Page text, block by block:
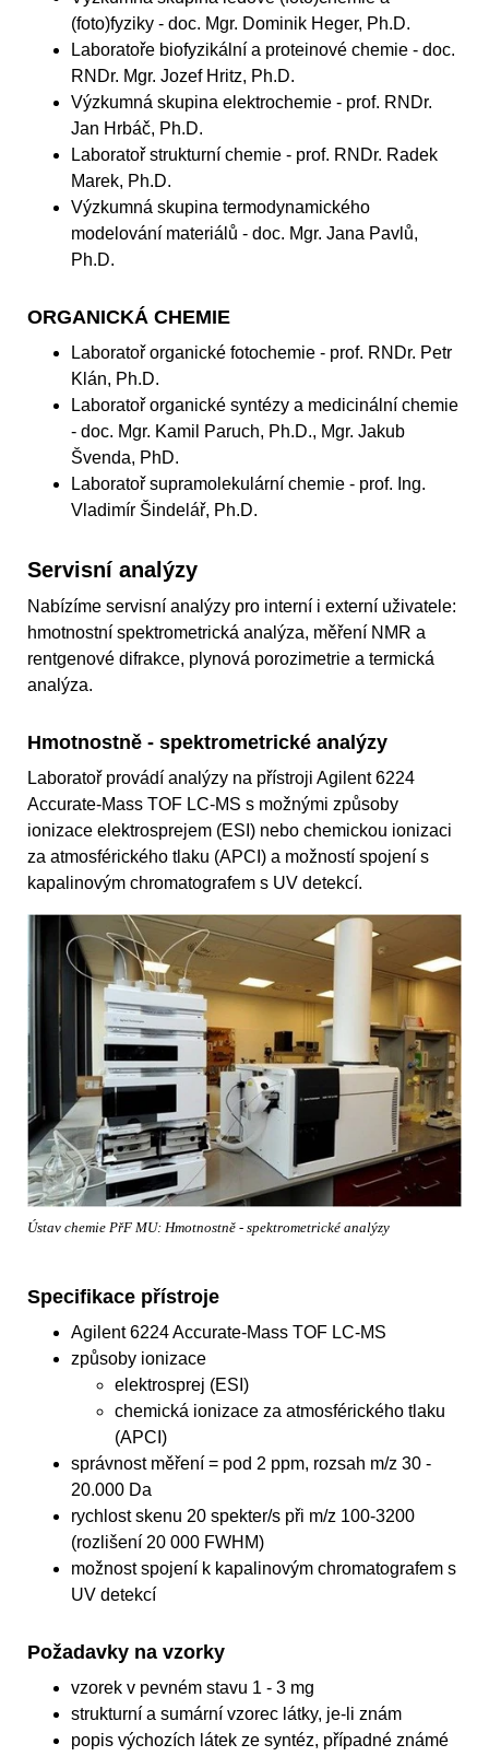
(foto)fyziky - doc. Mgr. Dominik Heger, Ph.D.
Laboratoře biofyzikální a proteinové chemie - doc.
RNDr. Mgr. Jozef Hritz, Ph.D.
Výzkumná skupina elektrochemie - prof. RNDr.
Jan Hrbáč, Ph.D.
Laboratoř strukturní chemie - prof. RNDr. Radek
Marek, Ph.D.
Výzkumná skupina termodynamického
modelování materiálů - doc. Mgr. Jana Pavlů,
Ph.D.
ORGANICKÁ CHEMIE
Laboratoř organické fotochemie - prof. RNDr. Petr
Klán, Ph.D.
Laboratoř organické syntézy a medicinální chemie
- doc. Mgr. Kamil Paruch, Ph.D., Mgr. Jakub
Švenda, PhD.
Laboratoř supramolekulární chemie - prof. Ing.
Vladimír Šindelář, Ph.D.
Servisní analýzy
Nabízíme servisní analýzy pro interní i externí uživatele:
hmotnostní spektrometrická analýza, měření NMR a
rentgenové difrakce, plynová porozimetrie a termická
analýza.
Hmotnostně - spektrometrické analýzy
Laboratoř provádí analýzy na přístroji Agilent 6224
Accurate-Mass TOF LC-MS s možnými způsoby
ionizace elektrosprejem (ESI) nebo chemickou ionizaci
za atmosférického tlaku (APCI) a možností spojení s
kapalinovým chromatografem s UV detekcí.
Ústav chemie PřF MU: Hmotnostně - spektrometrické analýzy
Specifikace přístroje
Agilent 6224 Accurate-Mass TOF LC-MS
způsoby ionizace
elektrosprej (ESI)
chemická ionizace za atmosférického tlaku
(APCI)
správnost měření = pod 2 ppm, rozsah m/z 30 -
20.000 Da
rychlost skenu 20 spekter/s při m/z 100-3200
(rozlišení 20 000 FWHM)
možnost spojení k kapalinovým chromatografem s
UV detekcí
Požadavky na vzorky
vzorek v pevném stavu 1 - 3 mg
strukturní a sumární vzorec látky, je-li znám
popis výchozích látek ze syntéz, případné známé